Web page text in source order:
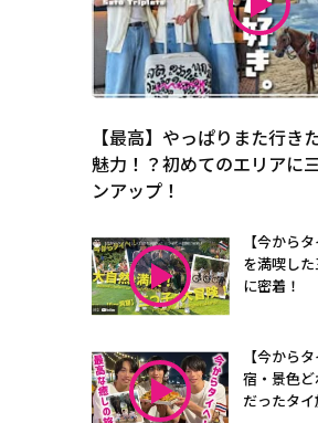
【最高】やっぱりまた行き
魅力！？初めてのエリアに
ンアップ！
【今から
を満喫し
に密着！
【今から
宿・景色
だったタイ